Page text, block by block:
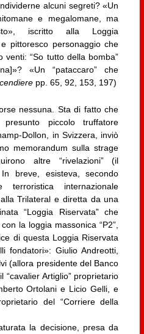
alcuni segreti? «Un
e megalomane, ma
iscritto alla Loggia
pittoresco personaggio che
“So tutto della bomba”
«Un “pataccaro” che
pp. 65, 92, 153, 197)
nessuna. Sta di fatto che
piccolo truffatore
Dollon, in Svizzera, inviò
memorandum sulla strage
altre “rivelazioni” (il
breve, esisteva, secondo
terroristica internazionale
Trilateral e diretta da una
“Loggia Riservata” che
la loggia massonica “P2”,
di questa Loggia Riservata
fondatori»: Giulio Andreotti,
(allora presidente del Banco
“cavalier Artiglio” proprietario
Ortolani e Licio Gelli, e
del “Corriere della
la decisione, presa da